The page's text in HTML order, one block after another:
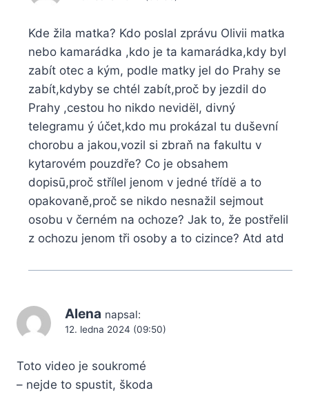
Kde žila matka? Kdo poslal zprávu Olivii matka
nebo kamarádka ,kdo je ta kamarádka,kdy byl
zabít otec a kým, podle matky jel do Prahy se
zabít,kdyby se chtél zabít,proč by jezdil do
Prahy ,cestou ho nikdo nevidël, divný
telegramu ý účet,kdo mu prokázal tu duševní
chorobu a jakou,vozil si zbraň na fakultu v
kytarovém pouzdře? Co je obsahem
dopisū,proč střílel jenom v jedné třídë a to
opakovaně,proč se nikdo nesnažil sejmout
osobu v černém na ochoze? Jak to, že postřelil
z ochozu jenom tři osoby a to cizince? Atd atd
Alena napsal:
12. ledna 2024 (09:50)
Toto video je soukromé
– nejde to spustit, škoda